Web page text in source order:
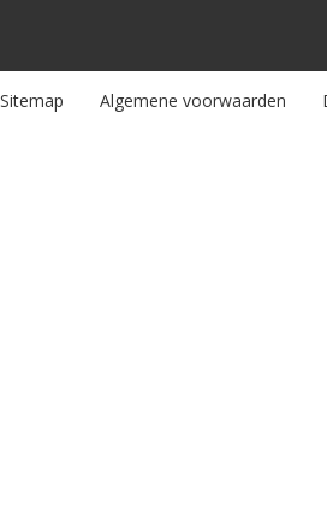
Sitemap Algemene voorwaarden